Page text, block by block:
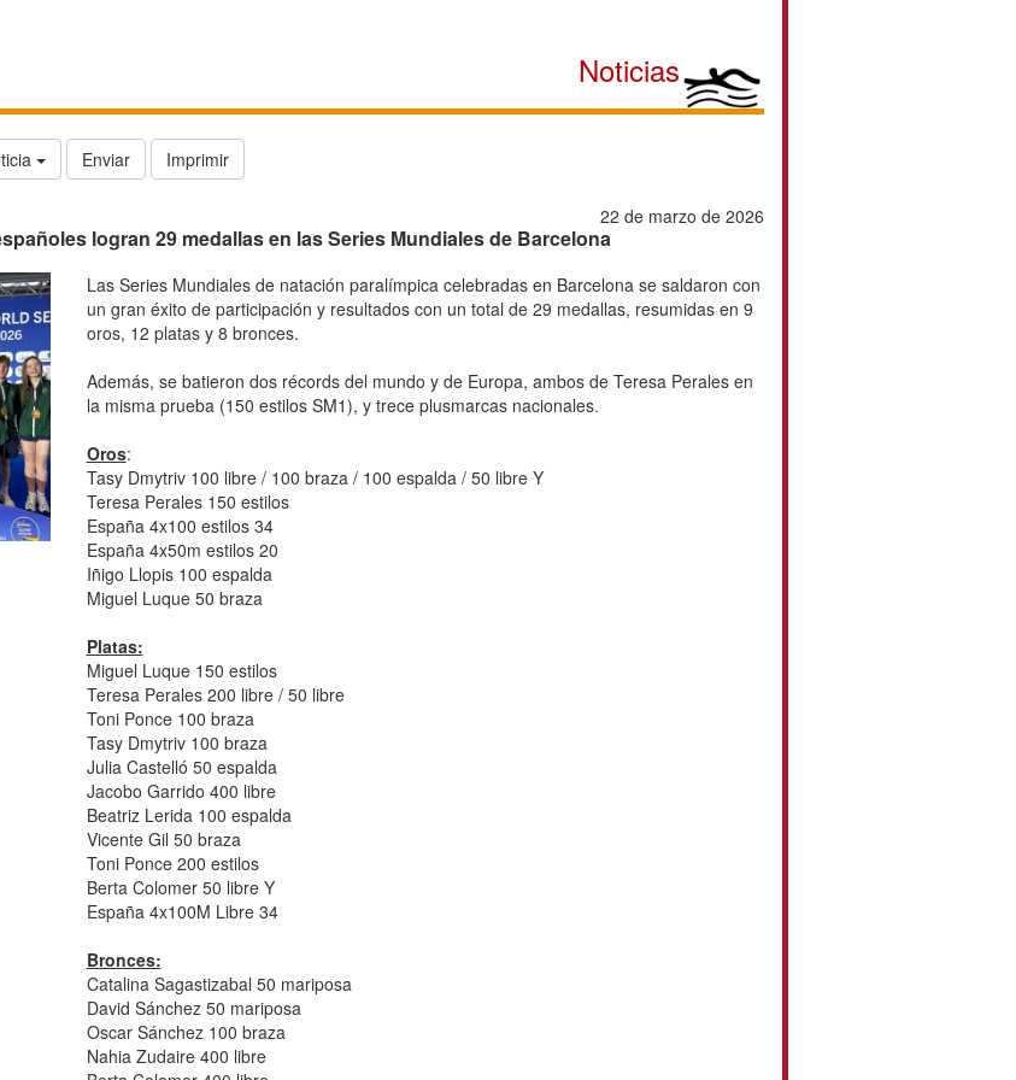
Noticias
Enviar Imprimir
22 de marzo de 2026
logran 29 medallas en las Series Mundiales de Barcelona
Las Series Mundiales de natación paralímpica celebradas en Barcelona se saldaron con
un gran éxito de participación y resultados con un total de 29 medallas, resumidas en 9
oros, 12 platas y 8 bronces.
Además, se batieron dos récords del mundo y de Europa, ambos de Teresa Perales en
la misma prueba (150 estilos SM1), y trece plusmarcas nacionales.
Oros:
Tasy Dmytriv 100 libre / 100 braza / 100 espalda / 50 libre Y
Teresa Perales 150 estilos
España 4x100 estilos 34
España 4x50m estilos 20
Iñigo Llopis 100 espalda
Miguel Luque 50 braza
Platas:
Miguel Luque 150 estilos
Teresa Perales 200 libre / 50 libre
Toni Ponce 100 braza
Tasy Dmytriv 100 braza
Julia Castelló 50 espalda
Jacobo Garrido 400 libre
Beatriz Lerida 100 espalda
Vicente Gil 50 braza
Toni Ponce 200 estilos
Berta Colomer 50 libre Y
España 4x100M Libre 34
Bronces:
Catalina Sagastizabal 50 mariposa
David Sánchez 50 mariposa
Oscar Sánchez 100 braza
Nahia Zudaire 400 libre